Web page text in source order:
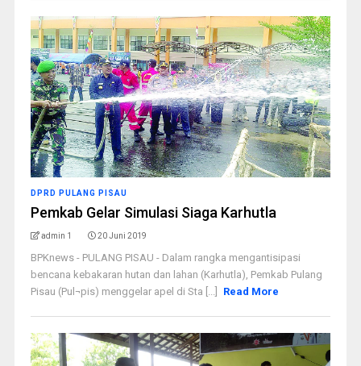
DPRD PULANG PISAU
Pemkab Gelar Simulasi Siaga Karhutla
admin 1 20 Juni 2019
BPKnews - PULANG PISAU - Dalam rangka mengantisipasi
bencana kebakaran hutan dan lahan (Karhutla), Pemkab Pulang
Pisau (Pul¬pis) menggelar apel di Sta [...]
Read More